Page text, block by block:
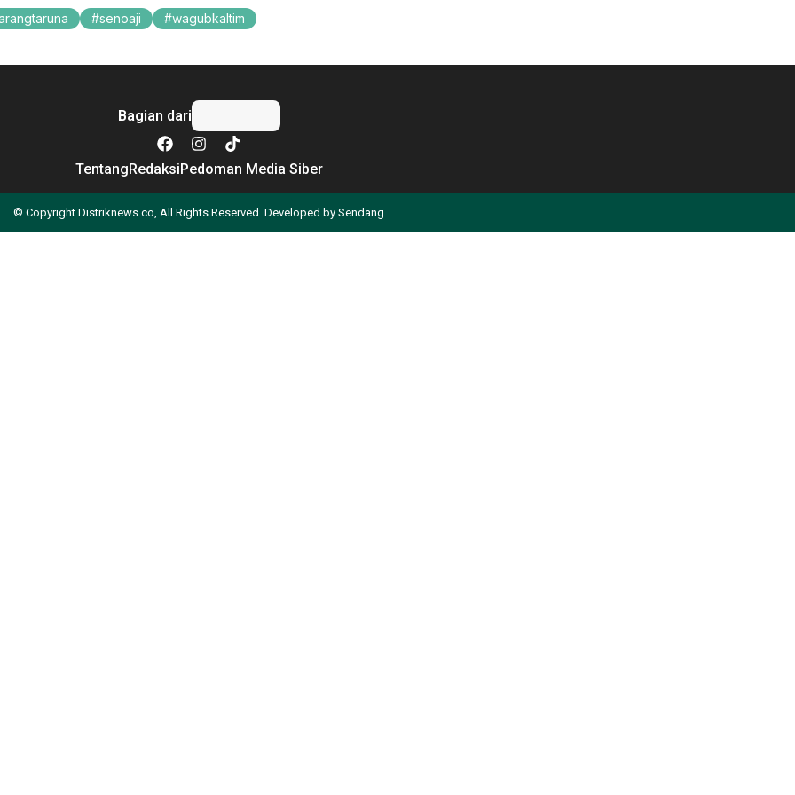
senoaji wagubkaltim
Bagian dari
TentangRedaksiPedoman Media Siber
© Copyright Distriknews.co, All Rights Reserved. Developed by Sendang